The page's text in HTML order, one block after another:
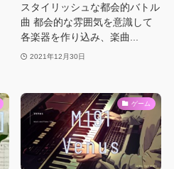
スタイリッシュな都会的バトル
曲 都会的な雰囲気を意識して
各楽器を作り込み、楽曲...
2021年12月30日
ゲーム